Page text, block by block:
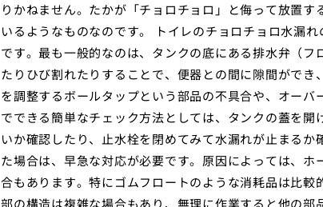
りかねません。たかが「チョロチョロ」と侮って放置
いるようなものなのです。 トイレのチョロチョロ水漏
です。最も一般的なのは、タンクの底にある排水弁（
たりひび割れたりすることで、便器との間に隙間がで
を調整するボールタップという部品の不具合や、オー
でできる簡単なチェック方法としては、タンクの蓋を
いか確認したり、止水栓を閉めてみて水漏れが止まる
た場合は、早急な対応が必要です。原因によっては、
合もあります。特にゴムフロートのような消耗品は比
部の構造は複雑な場合もあり、無理に作業すると他の